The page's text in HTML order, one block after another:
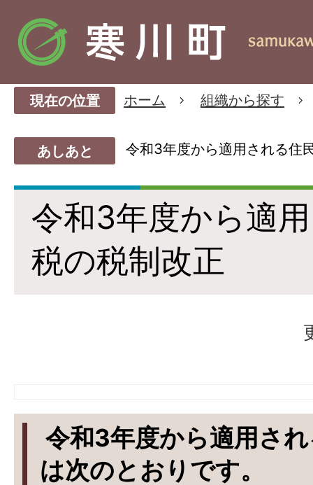
現在の位置 ホーム 組織から探す
あしあと 令和3年度から適用される住
令和3年度から適
税の税制改正
令和3年度から適用さ
は次のとおりです。